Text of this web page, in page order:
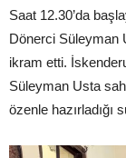
Saat 12.30’da
Dönerci Süleyman
ikram etti.
Süleyman Usta
özenle hazırladığı